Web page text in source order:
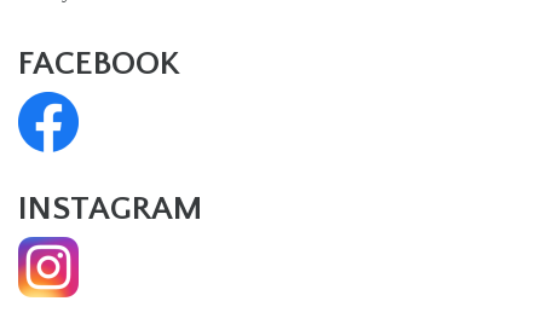
FACEBOOK
INSTAGRAM